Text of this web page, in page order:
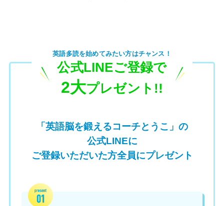
英語多読を始めてみたい方はチャンス！
公式LINEご登録で
2大プレゼント!!
「英語脳を鍛えるコーチとうこ」の
公式LINEに
ご登録いただいた方全員にプレゼント